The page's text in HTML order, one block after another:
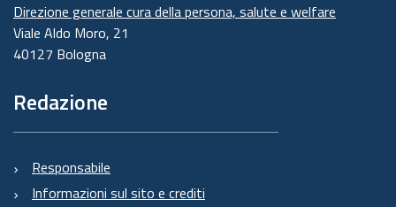
Direzione generale cura della persona, salute e welfare
Viale Aldo Moro, 21
40127 Bologna
Redazione
Responsabile
Informazioni sul sito e crediti